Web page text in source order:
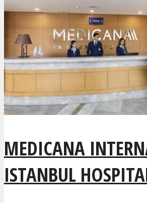
MEDICANA
ISTANBUL